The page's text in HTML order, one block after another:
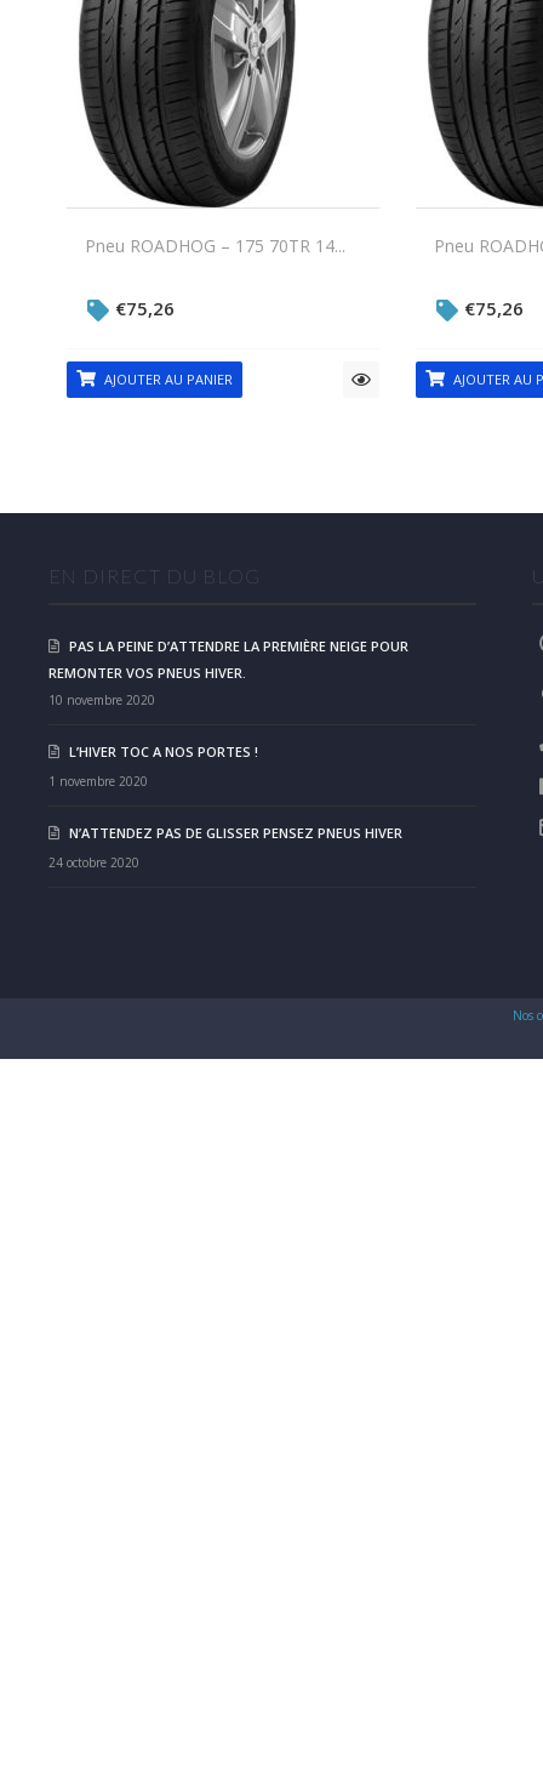
Pneu ROADHOG – 175 70TR 14...
€75,26
AJOUTER AU PANIER
Pneu
€75,26
AJOUTER AU
EN DIRECT DU BLOG
PAS LA PEINE D’ATTENDRE LA PREMIÈRE NEIGE POUR
REMONTER VOS PNEUS HIVER.
10 novembre 2020
L’HIVER TOC A NOS PORTES !
1 novembre 2020
N’ATTENDEZ PAS DE GLISSER PENSEZ PNEUS HIVER
24 octobre 2020
Nos